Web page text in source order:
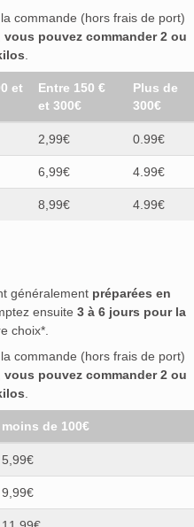
commande (hors frais de port)
vous pouvez commander 2 ou
et
Entre 150 €
et 300€
Plus de
300€
2,99€ 0.99€
6,99€ 4.99€
8,99€ 4.99€
généralement préparées en
ensuite 3 à 6 jours pour la
choix*.
commande (hors frais de port)
vous pouvez commander 2 ou
moins de 100€
5,99€
9,99€